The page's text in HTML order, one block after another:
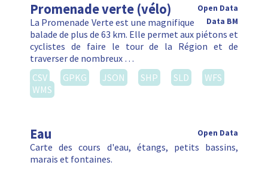
Promenade verte (vélo)
Open Data
Data BM
La Promenade Verte est une magnifique
balade de plus de 63 km. Elle permet aux piétons et
cyclistes de faire le tour de la Région et de
traverser de nombreux …
CSV
GPKG JSON SHP SLD
WFS
WMS
Eau Open Data
Carte des cours d'eau, étangs, petits bassins,
marais et fontaines.